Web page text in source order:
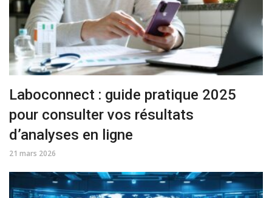
Laboconnect : guide pratique 2025
pour consulter vos résultats
d’analyses en ligne
21 mars 2026